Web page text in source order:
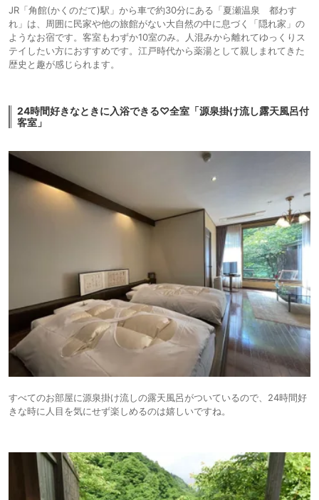
JR「角館(かくのだて)駅」から車で約30分にある「夏瀬温泉 都わす
れ」は、周囲に民家や他の旅館がない大自然の中に息づく「隠れ家」の
ようなお宿です。客室もわずか10室のみ。人混みから離れてゆっくりス
テイしたい方におすすめです。江戸時代から薬湯として親しまれてきた
歴史と趣が感じられます。
24時間好きなときに入浴できる♡全室「源泉掛け流し露天風呂付
客室」
すべてのお部屋に源泉掛け流しの露天風呂がついているので、24時間好
きな時に人目を気にせず楽しめるのは嬉しいですね。